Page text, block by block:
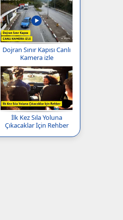
Dojran Sınır Kapısı Canlı
Kamera izle
İlk Kez Sıla Yoluna
Çıkacaklar İçin Rehber